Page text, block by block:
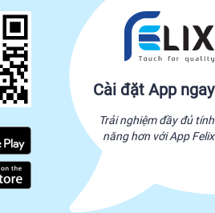
Hạt MỲ SẠCH ÔN LƯƠNG
₫31,000
₫
Số lượng mua tối thiểu: 100
Cài đặt App ngay
Trải nghiệm đầy đủ tính
năng hơn với App Felix